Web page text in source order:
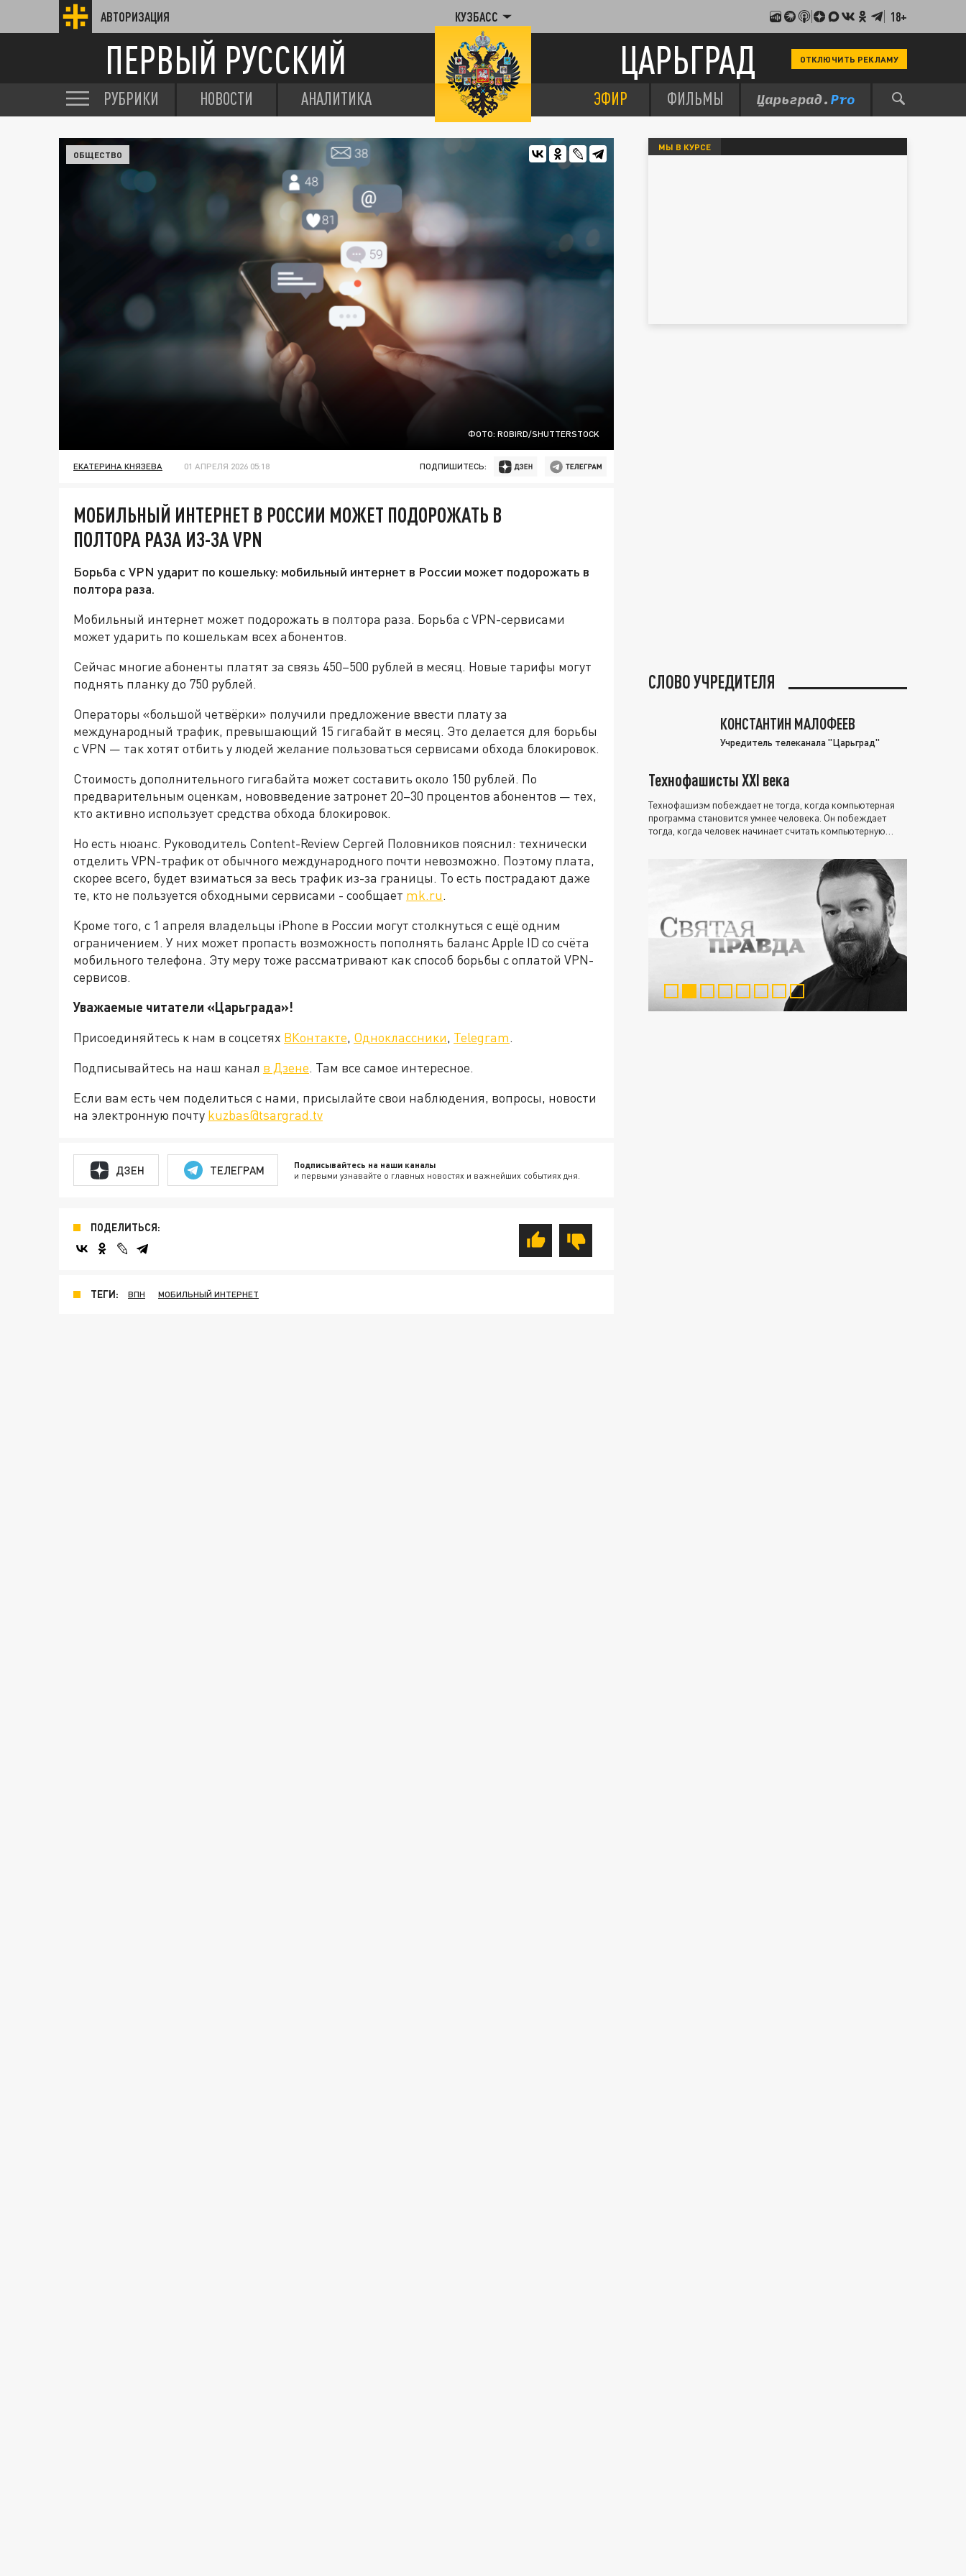
АВТОРИЗАЦИЯ КУЗБАСС 18+
ПЕРВЫЙ РУССКИЙ ЦАРЬГРАД ОТКЛЮЧИТЬ РЕКЛАМУ
РУБРИКИ НОВОСТИ АНАЛИТИКА ЭФИР ФИЛЬМЫ
ФОТО: ROBIRD/SHUTTERSTOCK
ОБЩЕСТВО
ЕКАТЕРИНА КНЯЗЕВА 01 АПРЕЛЯ 2026 05:18 ПОДПИШИТЕСЬ:
МОБИЛЬНЫЙ ИНТЕРНЕТ В РОССИИ МОЖЕТ ПОДОРОЖАТЬ В
ПОЛТОРА РАЗА ИЗ-ЗА VPN
Борьба с VPN ударит по кошельку: мобильный интернет в России может подорожать в
полтора раза.
Мобильный интернет может подорожать в полтора раза. Борьба с VPN-сервисами
может ударить по кошелькам всех абонентов.
Сейчас многие абоненты платят за связь 450–500 рублей в месяц. Новые тарифы могут
поднять планку до 750 рублей.
Операторы «большой четвёрки» получили предложение ввести плату за
международный трафик, превышающий 15 гигабайт в месяц. Это делается для борьбы
с VPN — так хотят отбить у людей желание пользоваться сервисами обхода блокировок.
Стоимость дополнительного гигабайта может составить около 150 рублей. По
предварительным оценкам, нововведение затронет 20–30 процентов абонентов — тех,
кто активно использует средства обхода блокировок.
Но есть нюанс. Руководитель Content-Review Сергей Половников пояснил: технически
отделить VPN-трафик от обычного международного почти невозможно. Поэтому плата,
скорее всего, будет взиматься за весь трафик из-за границы. То есть пострадают даже
те, кто не пользуется обходными сервисами - сообщает mk.ru.
Кроме того, с 1 апреля владельцы iPhone в России могут столкнуться с ещё одним
ограничением. У них может пропасть возможность пополнять баланс Apple ID со счёта
мобильного телефона. Эту меру тоже рассматривают как способ борьбы с оплатой VPN-
сервисов.
Уважаемые читатели «Царьграда»!
Присоединяйтесь к нам в соцсетях ВКонтакте, Одноклассники, Telegram.
Подписывайтесь на наш канал в Дзене. Там все самое интересное.
Если вам есть чем поделиться с нами, присылайте свои наблюдения, вопросы, новости
на электронную почту kuzbas@tsargrad.tv
ДЗЕН ТЕЛЕГРАМ Подписывайтесь на наши каналы
и первыми узнавайте о главных новостях и важнейших событиях дня.
ПОДЕЛИТЬСЯ:
ТЕГИ: ВПН МОБИЛЬНЫЙ ИНТЕРНЕТ
МЫ В КУРСЕ
СЛОВО УЧРЕДИТЕЛЯ
КОНСТАНТИН МАЛОФЕЕВ
Учредитель телеканала "Царьград"
Технофашисты XXI века
Технофашизм побеждает не тогда, когда компьютерная
программа становится умнее человека. Он побеждает
тогда, когда человек начинает считать компьютерную